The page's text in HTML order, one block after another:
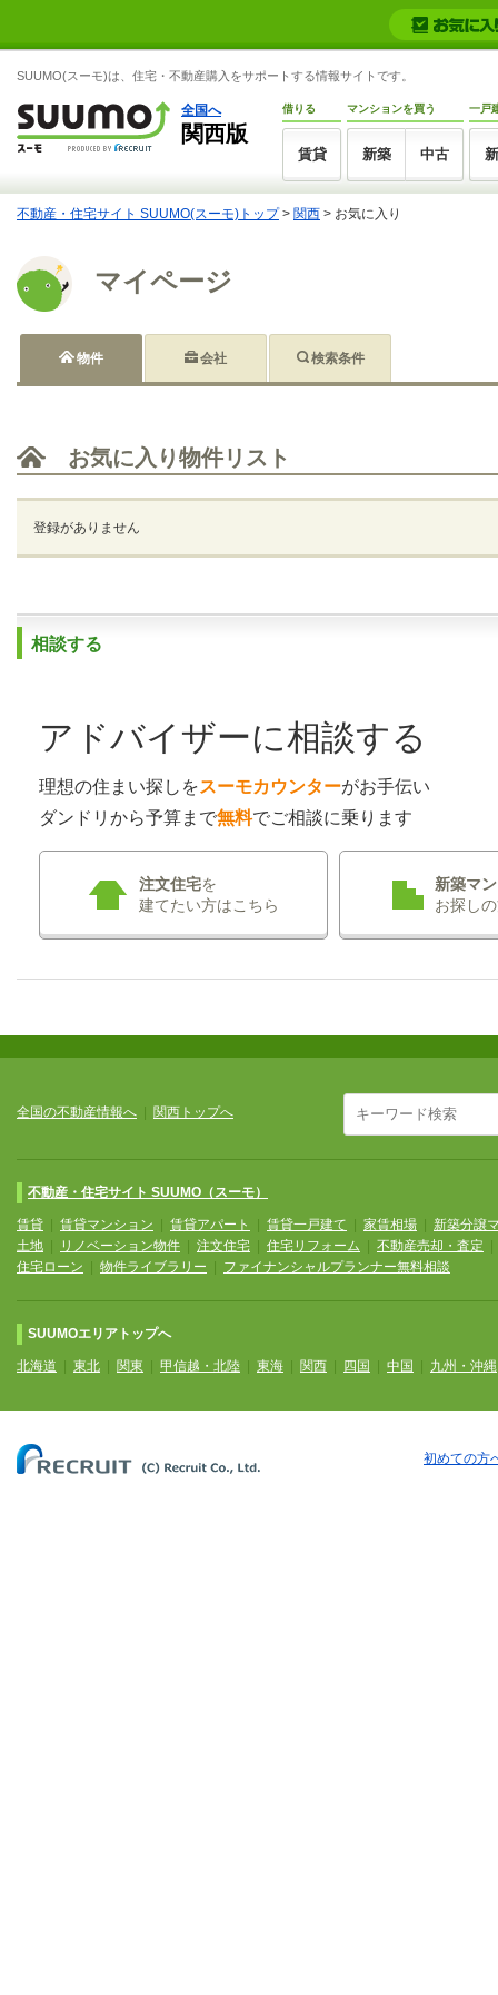
SUUMO(スーモ)は、住宅・不動産購入をサポートする情報サイトです。
全国へ
関西版
借りる
賃貸
マンションを買う
新築 中古
一戸
不動産・住宅サイト SUUMO(スーモ)トップ> 関西 > お気に入り
マイページ
物件 会社 検索条件
お気に入り物件リスト
登録がありません
相談する
アドバイザーに相談する
理想の住まい探しをスーモカウンターがお手伝い
ダンドリから予算まで無料でご相談に乗ります
注文住宅を
建てたい方はこちら
新築マ
お探し
全国の不動産情報へ 関西トップへ
不動産・住宅サイト SUUMO（スーモ）
賃貸 賃貸マンション 賃貸アパート 賃貸一戸建て 家賃相場
新築分譲
土地
リノベーション物件 注文住宅 住宅リフォーム 不動産売却・査定
住宅ローン
物件ライブラリー ファイナンシャルプランナー無料相談
SUUMOエリアトップへ
北海道 東北 関東 甲信越・北陸 東海 関西 四国 中国 九州・沖縄
初めての方